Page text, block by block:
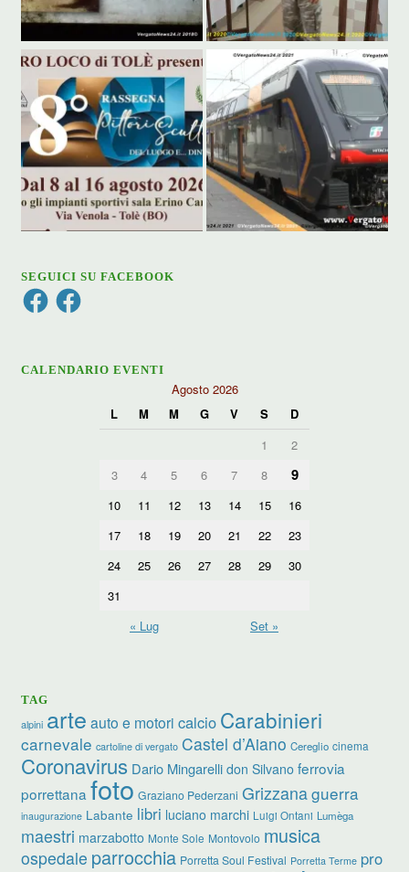
SEGUICI SU FACEBOOK
FacebookFacebook
CALENDARIO EVENTI
Agosto 2026
L
M M G V S
D
1
2
3
4 5 6 7 8 9
10 11 12 13 14 15
16
17
18 19 20 21 22
23
24
25 26 27 28 29
30
31
« Lug
Set »
TAG
alpini arte auto e motori calcio Carabinieri
carnevale cartoline di vergato Castel d’Aiano Cereglio cinema
Coronavirus Dario Mingarelli don Silvano ferrovia
porrettana foto Graziano Pederzani Grizzanaguerra
inaugurazione Labante libri luciano marchi Luigi Ontani Lumèga
maestri marzabotto Monte Sole Montovolo musica
ospedale parrocchia Porretta Soul Festival Porretta Terme pro